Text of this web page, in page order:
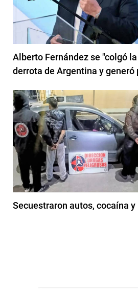
Alberto Fernández se "colgó
derrota de Argentina y generó
Secuestraron autos, cocaína